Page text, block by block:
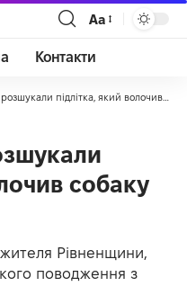
Аа
Контакти
підлітка, який волочив собаку по дорозі
собаку
Рівненщини,
поводження з